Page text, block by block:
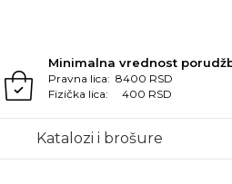
Minimalna vrednost
Pravna lica: 8400 RSD
Fizička lica: 400 RSD
Katalozi i brošure